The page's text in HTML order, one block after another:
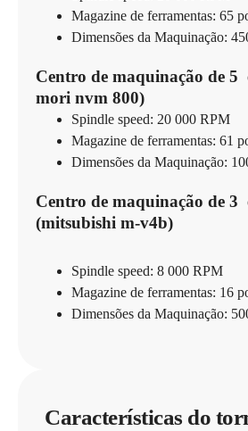
Magazine de ferramentas: 65
Dimensões da Maquinação:
Centro de maquinação de 5
mori nvm 800)
Spindle speed: 20 000 RPM
Magazine de ferramentas: 61
Dimensões da Maquinação:
Centro de maquinação de 3
(mitsubishi m-v4b)
Spindle speed: 8 000 RPM
Magazine de ferramentas: 16
Dimensões da Maquinação:
Características do